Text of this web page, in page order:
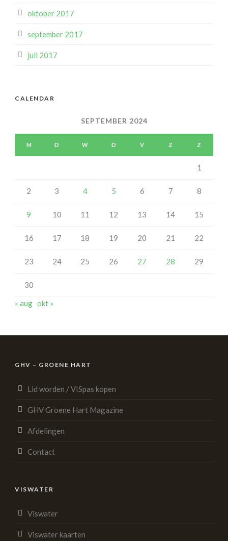
oktober 2017
september 2017
juli 2017
CALENDAR
SEPTEMBER 2024
M D W D V Z Z
1
2 3 4 5 6 7 8
9 10 11 12 13 14 15
16 17 18 19 20 21 22
23 24 25 26 27 28 29
30
« aug okt »
GHV – GROENE HART
Lid worden / VISpas kopen
GHV Groene Hart Magazine
Afdelingen
Contact
VISWATER
Viswater
Viswater kaarten